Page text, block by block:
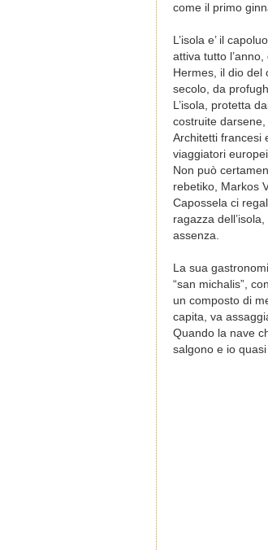
come il primo
L’isola e’ il
attiva tutto
Hermes, il dio del
secolo, da
L’isola, protetta
costruite
Architetti francesi
viaggiatori
Non può
rebetiko, Markos
Capossela ci
ragazza dell’isola,
assenza.
La sua
“san michalis”,
un composto di
capita, va
Quando la nave
salgono e io